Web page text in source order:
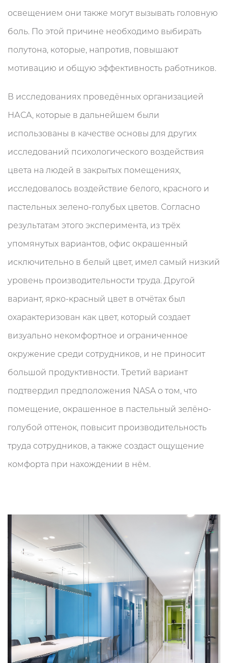
освещением они также могут вызывать головную
боль. По этой причине необходимо выбирать
полутона, которые, напротив, повышают
мотивацию и общую эффективность работников.
В исследованиях проведённых организацией
НАСА, которые в дальнейшем были
использованы в качестве основы для других
исследований психологического воздействия
цвета на людей в закрытых помещениях,
исследовалось воздействие белого, красного и
пастельных зелено-голубых цветов. Согласно
результатам этого эксперимента, из трёх
упомянутых вариантов, офис окрашенный
исключительно в белый цвет, имел самый низкий
уровень производительности труда. Другой
вариант, ярко-красный цвет в отчётах был
охарактеризован как цвет, который создает
визуально некомфортное и ограниченное
окружение среди сотрудников, и не приносит
большой продуктивности. Третий вариант
подтвердил предположения NASA о том, что
помещение, окрашенное в пастельный зелёно-
голубой оттенок, повысит производительность
труда сотрудников, а также создаст ощущение
комфорта при нахождении в нём.